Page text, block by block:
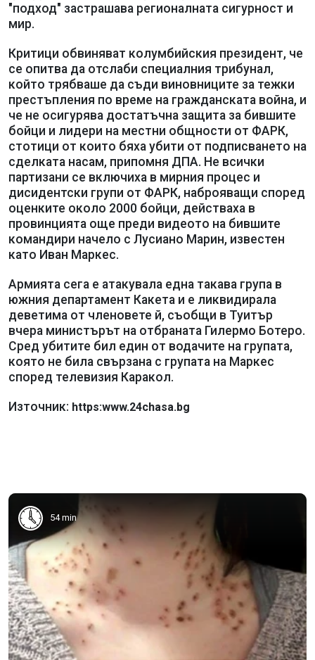
"подход" застрашава регионалната сигурност и
мир.
Критици обвиняват колумбийския президент, че
се опитва да отслаби специалния трибунал,
който трябваше да съди виновниците за тежки
престъпления по време на гражданската война, и
че не осигурява достатъчна защита за бившите
бойци и лидери на местни общности от ФАРК,
стотици от които бяха убити от подписването на
сделката насам, припомня ДПА. Не всички
партизани се включиха в мирния процес и
дисидентски групи от ФАРК, наброяващи според
оценките около 2000 бойци, действаха в
провинцията още преди видеото на бившите
командири начело с Лусиано Марин, известен
като Иван Маркес.
Армията сега е атакувала една такава група в
южния департамент Какета и е ликвидирала
деветима от членовете й, съобщи в Туитър
вчера министърът на отбраната Гилермо Ботеро.
Сред убитите бил един от водачите на групата,
която не била свързана с групата на Маркес
според телевизия Каракол.
Източник: https:www.24chasa.bg
54 min